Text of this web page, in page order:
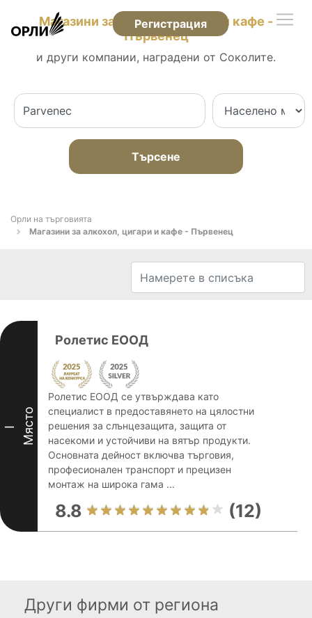
Регистрация
Магазини за алкохол, цигари и кафе -
Първенец
и други компании, наградени от Соколите.
Търсене
Орли на търговията
Магазини за алкохол, цигари и кафе - Първенец
I Място
Ролетис ЕООД
Ролетис ЕООД се утвърждава като
специалист в предоставянето на цялостни
решения за слънцезащита, защита от
насекоми и устойчиви на вятър продукти.
Основната дейност включва търговия,
професионален транспорт и прецизен
монтаж на широка гама ...
8.8 (12)
Други фирми от региона